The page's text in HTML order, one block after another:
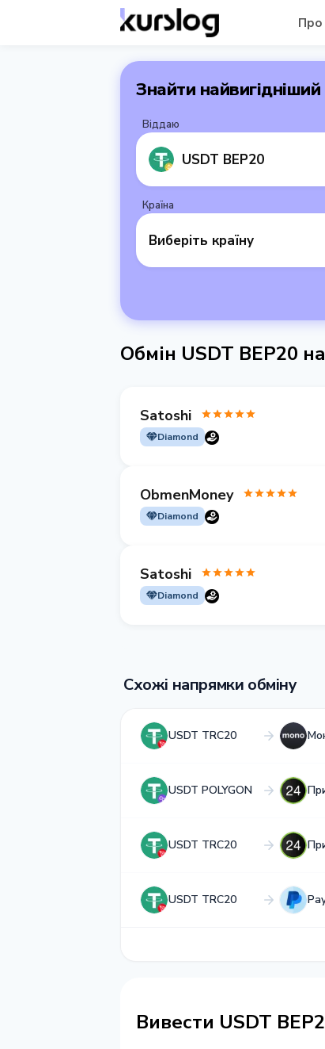
Про
Знайти найвигідніший
Віддаю
USDT BEP20
Країна
Виберіть країну
Обмін USDT BEP20
Satoshi
Diamond
ObmenMoney
Diamond
Satoshi
Diamond
Схожі напрямки обміну
USDT TRC20
USDT POLYGON
USDT TRC20
USDT TRC20
Вивести USDT